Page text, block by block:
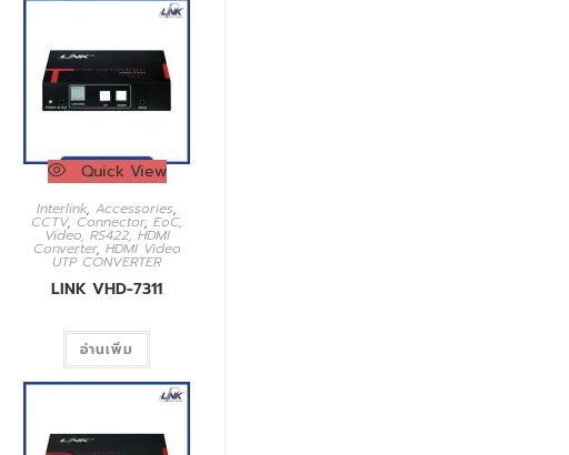
Quick View
Interlink,Accessories,
CCTV, Connector,EoC,
Video, RS422, HDMI
Converter, HDMI Video
UTP CONVERTER
LINK VHD-7311
อ่านเพิ่ม